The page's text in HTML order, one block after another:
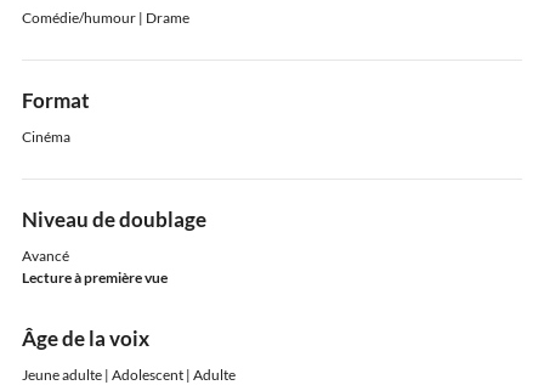
Comédie/humour | Drame
Format
Cinéma
Niveau de doublage
Avancé
Lecture à première vue
Âge de la voix
Jeune adulte | Adolescent | Adulte